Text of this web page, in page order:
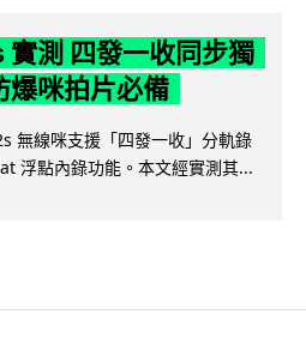
測 四發一收同步獨
咪拍片必備
無線咪支援「四發一收」分軌錄
浮點內錄功能。本文經實測其...